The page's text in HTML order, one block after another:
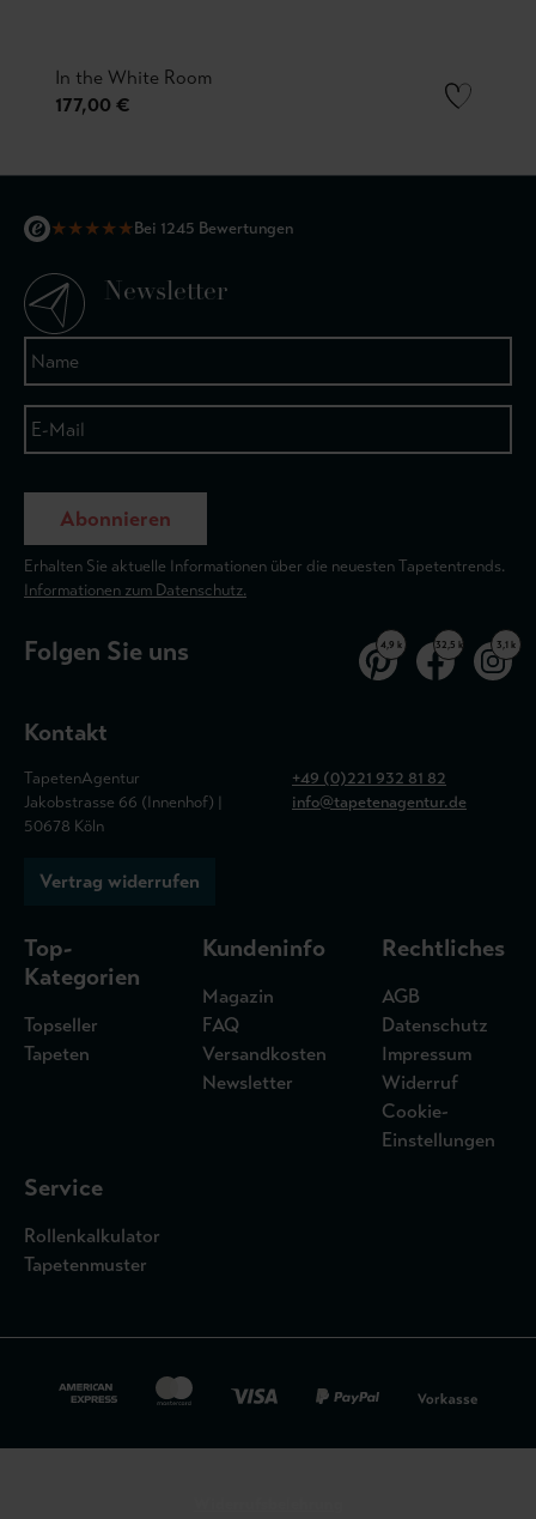
In the White Room
177,00 €
★★★★★Bei 1245 Bewertungen
Newsletter
Abonnieren
Erhalten Sie aktuelle Informationen über die neuesten Tapetentrends.
Informationen zum Datenschutz.
Folgen Sie uns 4,9 k 32,5 k 3,1 k
Kontakt
TapetenAgentur
Jakobstrasse 66 (Innenhof) |
50678 Köln
+49 (0)221 932 81 82
info@tapetenagentur.de
Vertrag widerrufen
Top-
Kategorien
Topseller
Tapeten
Kundeninfo
Magazin
FAQ
Versandkosten
Newsletter
Rechtliches
AGB
Datenschutz
Impressum
Widerruf
Cookie-
Einstellungen
Service
Rollenkalkulator
Tapetenmuster